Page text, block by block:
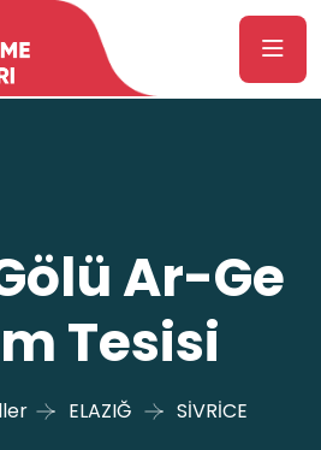
Ar-Ge
Tesisi
ELAZIĞ SİVRİCE